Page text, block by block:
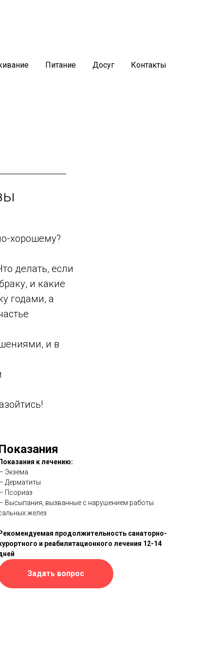
Питание Досуг Контакты
хорошему?
делать, если
и какие
годами, а
и в
Показания к лечению:
Экзема
Дерматиты
Псориаз
Высыпания, вызванные с нарушением работы
желез
Рекомендуемая продолжительность санаторно-
и реабилитационного лечения 12-14
Задать вопрос